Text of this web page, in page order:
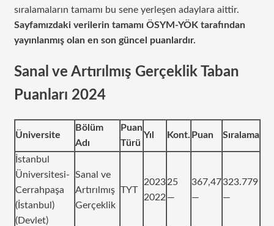
sıralamaların tamamı bu sene yerleşen adaylara aittir.
Sayfamızdaki verilerin tamamı ÖSYM-YÖK tarafından
yayınlanmış olan en son güncel puanlardır.
Sanal ve Artırılmış Gerçeklik Taban
Puanları 2024
Üniversite
Bölüm
Adı
Puan
Türü
Yıl Kont. Puan Sıralama
İstanbul
Üniversitesi-
Cerrahpaşa
(İstanbul)
(Devlet)
Sanal ve
Artırılmış
Gerçeklik
TYT
2023
2022
25
—
367,47
—
323.779
—